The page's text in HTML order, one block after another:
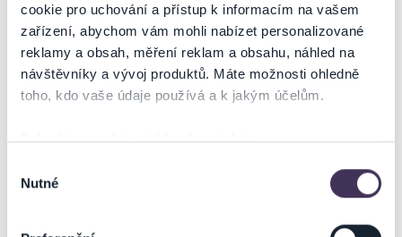
cookie pro uchování a přístup k informacím na vašem
zařízení, abychom vám mohli nabízet personalizované
reklamy a obsah, měření reklam a obsahu, náhled na
návštěvníky a vývoj produktů. Máte možnosti ohledně
toho, kdo vaše údaje používá a k jakým účelům.
Pokud to povolíte, rádi bychom také:
které mohou být přesné na několik metrů
skenování pro konkrétní charakteristiky (otisk prstu)
souhlasu
Nutné
INFORMACE O AKCI
Zoufale jedovatá tragikomedie o odvrácené straně lásky
Brilantní tragikomedie o jednom svérázném manželském páru z pera
italského dramatika Daria Fo (nositele Nobelovy ceny za literaturu) a